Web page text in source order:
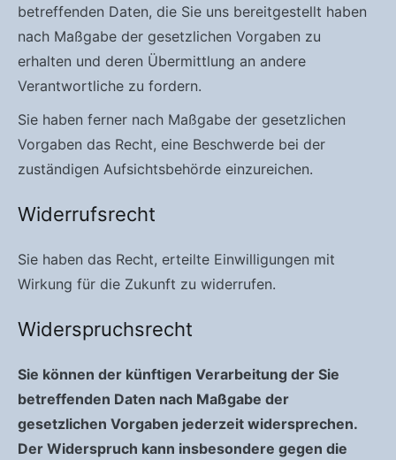
betreffenden Daten, die Sie uns bereitgestellt haben
nach Maßgabe der gesetzlichen Vorgaben zu
erhalten und deren Übermittlung an andere
Verantwortliche zu fordern.
Sie haben ferner nach Maßgabe der gesetzlichen
Vorgaben das Recht, eine Beschwerde bei der
zuständigen Aufsichtsbehörde einzureichen.
Widerrufsrecht
Sie haben das Recht, erteilte Einwilligungen mit
Wirkung für die Zukunft zu widerrufen.
Widerspruchsrecht
Sie können der künftigen Verarbeitung der Sie
betreffenden Daten nach Maßgabe der
gesetzlichen Vorgaben jederzeit widersprechen.
Der Widerspruch kann insbesondere gegen die